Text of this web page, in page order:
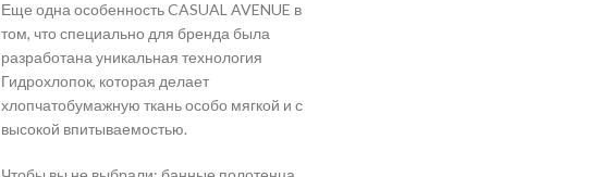
Еще одна особенность CASUAL AVENUE в
том, что специально для бренда была
разработана уникальная технология
Гидрохлопок, которая делает
хлопчатобумажную ткань особо мягкой и с
высокой впитываемостью.